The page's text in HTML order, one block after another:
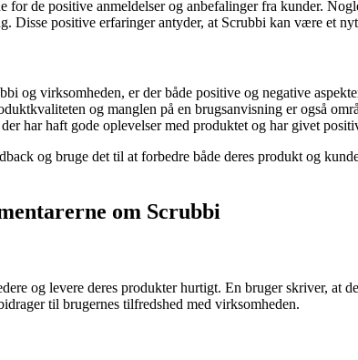
for de positive anmeldelser og anbefalinger fra kunder.
Disse positive erfaringer antyder, at Scrubbi kan være et
og virksomheden, er der både positive og negative
og manglen på en brugsanvisning er også
har haft gode oplevelser med produktet og har givet
og bruge det til at forbedre både deres produkt og
om Scrubbi
og levere deres produkter hurtigt. En bruger skriver,
til brugernes tilfredshed med virksomheden.